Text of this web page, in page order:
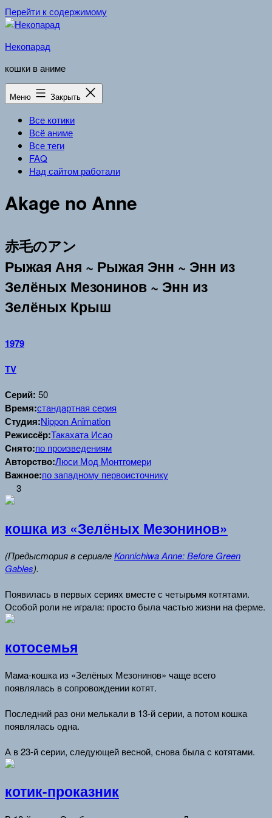
Перейти к содержимому
Некопарад
кошки в аниме
Меню Закрыть
Все котики
Всё аниме
Все теги
FAQ
Над сайтом работали
Akage no Anne
赤毛のアン
Рыжая Аня ~ Рыжая Энн ~ Энн из
Зелёных Мезонинов ~ Энн из
Зелёных Крыш
1979
TV
Серий: 50
Время:стандартная серия
Студия:Nippon Animation
Режиссёр:Такахата Исао
Cнято:по произведениям
Авторство:Люси Мод Монтгомери
Важное:по западному первоисточнику
3
кошка из «Зелёных Мезонинов»
(Предыстория в сериалеKonnichiwa Anne: Before Green
Gables).
Появилась в первых сериях вместе с четырьмя котятами.
Особой роли не играла: просто была частью жизни на ферме.
котосемья
Мама-кошка из «Зелёных Мезонинов» чаще всего
появлялась в сопровождении котят.
Последний раз они мелькали в 13-й серии, а потом кошка
появлялась одна.
А в 23-й серии, следующей весной, снова была с котятами.
котик-проказник